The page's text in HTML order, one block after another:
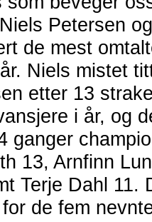
Petersen
de mest
Niels mistet
etter 13
i år, og
ganger
13, Arnfinn
Terje Dahl 11.
de fem